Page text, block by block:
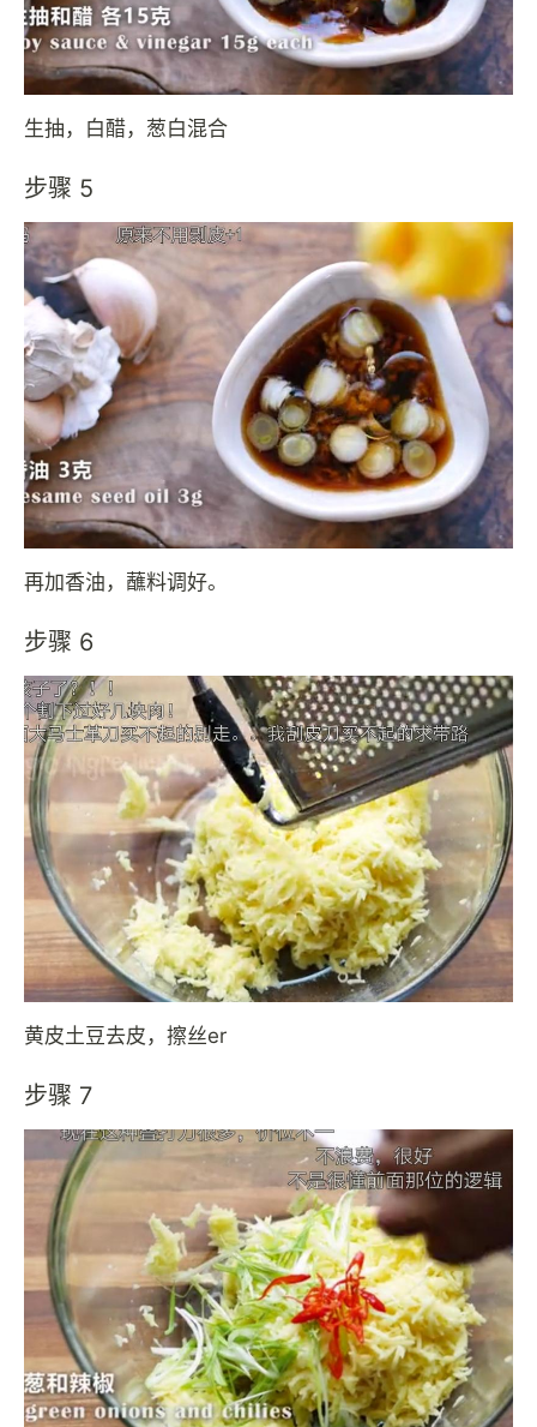
生抽，白醋，葱白混合
步骤 5
再加香油，蘸料调好。
步骤 6
黄皮土豆去皮，擦丝er
步骤 7